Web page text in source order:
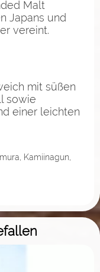
Malt
Japans und
vereint.
mit süßen
sowie
einer leichten
Kamiinagun,